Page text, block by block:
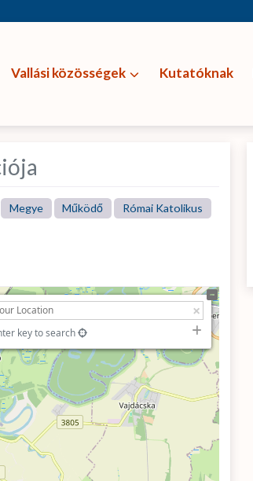
Vallási közösségek Kutatóknak
Megye Működő
Római Katolikus
key to search